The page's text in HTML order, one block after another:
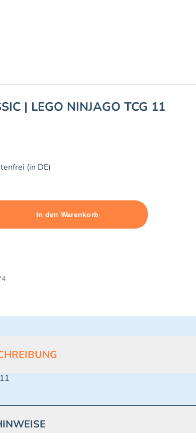
| LEGO NINJAGO TCG 11
(in DE)
Maximum quantity: 497
In den Warenkorb